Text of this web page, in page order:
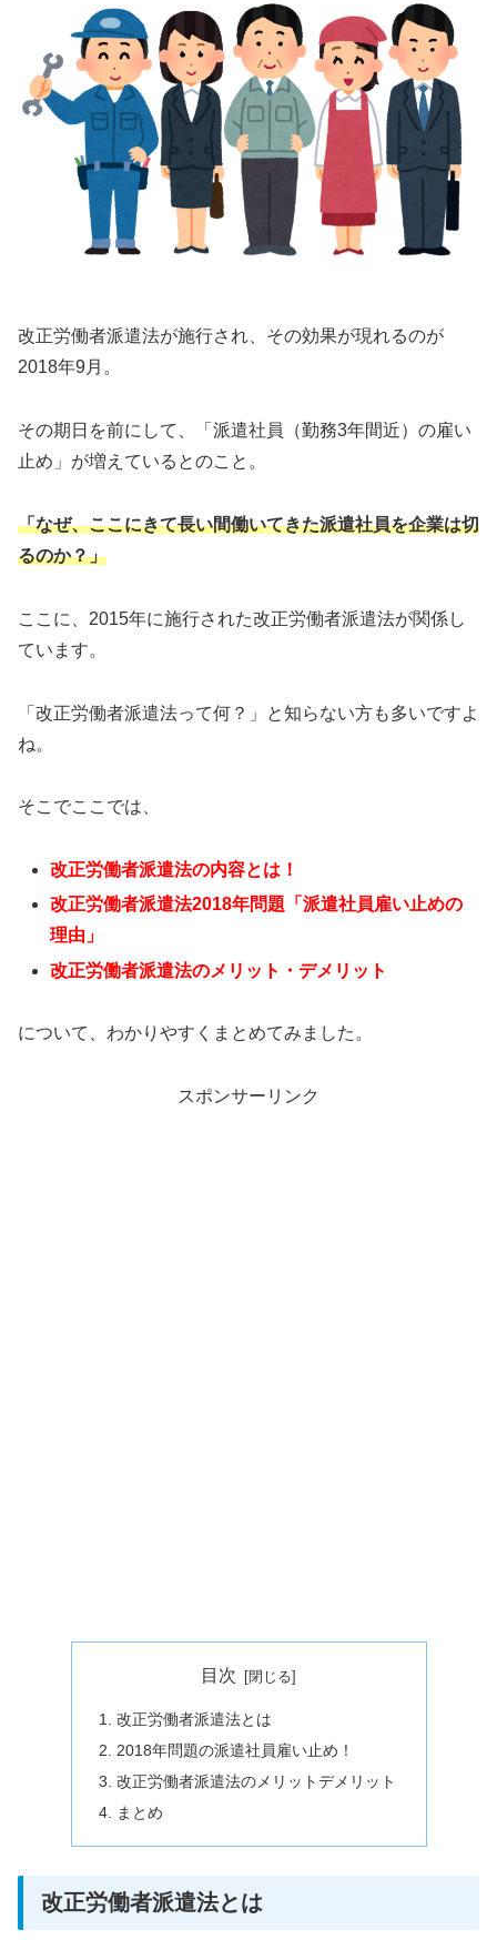
改正労働者派遣法が施行され、その効果が現れるのが
2018年9月。
その期日を前にして、「派遣社員（勤務3年間近）の雇い
止め」が増えているとのこと。
「なぜ、ここにきて長い間働いてきた派遣社員を企業は切
るのか？」
ここに、2015年に施行された改正労働者派遣法が関係し
ています。
「改正労働者派遣法って何？」と知らない方も多いですよ
ね。
そこでここでは、
改正労働者派遣法の内容とは！
改正労働者派遣法2018年問題「派遣社員雇い止めの
理由」
改正労働者派遣法のメリット・デメリット
について、わかりやすくまとめてみました。
スポンサーリンク
目次
改正労働者派遣法とは
2018年問題の派遣社員雇い止め！
改正労働者派遣法のメリットデメリット
まとめ
改正労働者派遣法とは